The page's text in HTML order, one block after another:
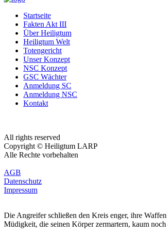
Startseite
Fakten Akt III
Über Heiligtum
Heiligtum Welt
Totengericht
Unser Konzept
NSC Konzept
GSC Wächter
Anmeldung SC
Anmeldung NSC
Kontakt
All rights reserved
Copyright © Heiligtum LARP
Alle Rechte vorbehalten
AGB
Datenschutz
Impressum
Die Angreifer schließen den Kreis enger, ihre
Müdigkeit, die seinen Körper zermartern, kaum